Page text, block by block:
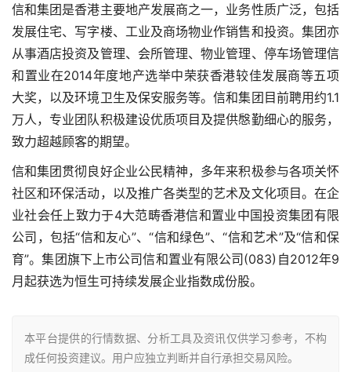
信和集团是香港主要地产发展商之一，业务性质广泛，包括
发展住宅、写字楼、工业及商场物业作销售和投资。集团亦
从事酒店投资及管理、会所管理、物业管理、停车场管理信
和置业在2014年度地产选举中荣获香港较佳发展商等五项
大奖，以及环境卫生及保安服务等。信和集团目前聘用约1.1
万人，专业团队积极建设优质项目及提供慇勤细心的服务，
致力超越顾客的期望。
信和集团贯彻良好企业公民精神，多年来积极参与各项关怀
社区和环保活动，以及推广各类型的艺术及文化项目。在企
业社会任上致力于4大范畴香港信和置业中国投资集团有限
公司 ，包括“信和友心”、“信和绿色”、“信和艺术”及“信和保
育”。集团旗下上市公司信和置业有限公司(083)自2012年9
月起获选为恒生可持续发展企业指数成份股。
本平台提供的行情数据、分析工具及资讯仅供学习参考，不构
成任何投资建议。用户应独立判断并自行承担交易风险。